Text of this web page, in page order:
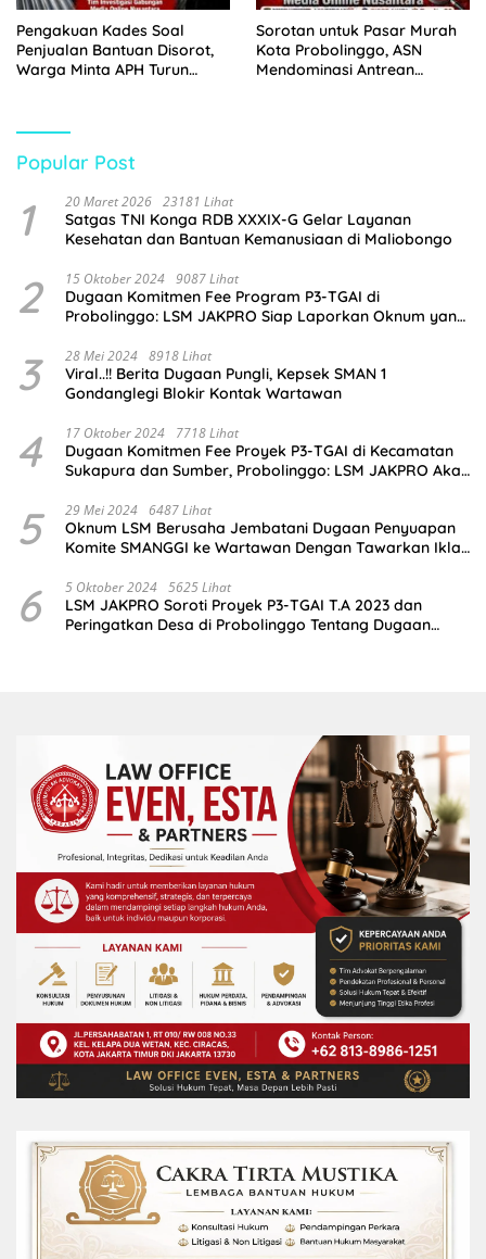
Pengakuan Kades Soal
Penjualan Bantuan Disorot,
Warga Minta APH Turun
Sorotan untuk Pasar Murah
Kota Probolinggo, ASN
Mendominasi Antrean
Popular Post
1 20 Maret 2026 23181 Lihat
Satgas TNI Konga RDB XXXIX-G Gelar Layanan
Kesehatan dan Bantuan Kemanusiaan di Maliobongo
2 15 Oktober 2024 9087 Lihat
Dugaan Komitmen Fee Program P3-TGAI di
Probolinggo: LSM JAKPRO Siap Laporkan Oknum yang
3 28 Mei 2024 8918 Lihat
Viral..!! Berita Dugaan Pungli, Kepsek SMAN 1
Gondanglegi Blokir Kontak Wartawan
4 17 Oktober 2024 7718 Lihat
Dugaan Komitmen Fee Proyek P3-TGAI di Kecamatan
Sukapura dan Sumber, Probolinggo: LSM JAKPRO Akan
5 29 Mei 2024 6487 Lihat
Oknum LSM Berusaha Jembatani Dugaan Penyuapan
Komite SMANGGI ke Wartawan Dengan Tawarkan Iklan
6 5 Oktober 2024 5625 Lihat
LSM JAKPRO Soroti Proyek P3-TGAI T.A 2023 dan
Peringatkan Desa di Probolinggo Tentang Dugaan